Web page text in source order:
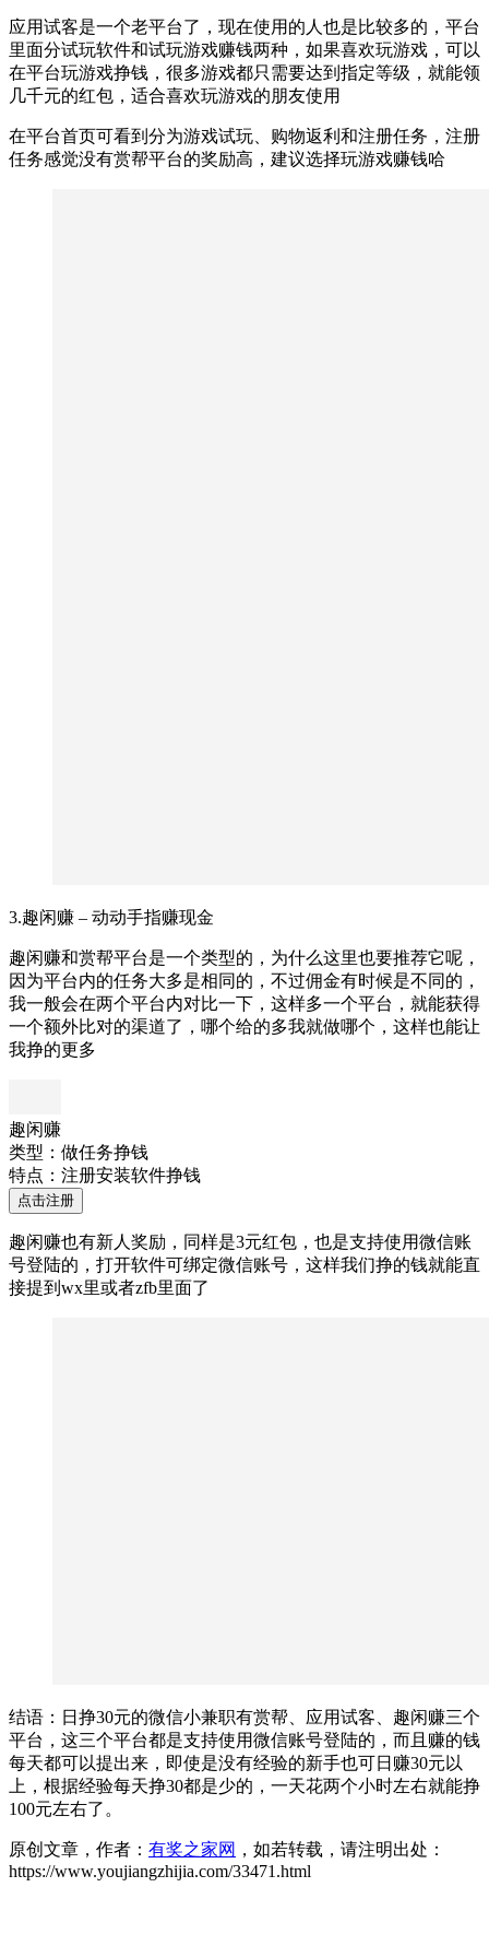
应用试客是一个老平台了，现在使用的人也是比较多的，平台
里面分试玩软件和试玩游戏赚钱两种，如果喜欢玩游戏，可以
在平台玩游戏挣钱，很多游戏都只需要达到指定等级，就能领
几千元的红包，适合喜欢玩游戏的朋友使用
在平台首页可看到分为游戏试玩、购物返利和注册任务，注册
任务感觉没有赏帮平台的奖励高，建议选择玩游戏赚钱哈
3.趣闲赚 – 动动手指赚现金
趣闲赚和赏帮平台是一个类型的，为什么这里也要推荐它呢，
因为平台内的任务大多是相同的，不过佣金有时候是不同的，
我一般会在两个平台内对比一下，这样多一个平台，就能获得
一个额外比对的渠道了，哪个给的多我就做哪个，这样也能让
我挣的更多
趣闲赚
类型：做任务挣钱
特点：注册安装软件挣钱
点击注册
趣闲赚也有新人奖励，同样是3元红包，也是支持使用微信账
号登陆的，打开软件可绑定微信账号，这样我们挣的钱就能直
接提到wx里或者zfb里面了
结语：日挣30元的微信小兼职有赏帮、应用试客、趣闲赚三个
平台，这三个平台都是支持使用微信账号登陆的，而且赚的钱
每天都可以提出来，即使是没有经验的新手也可日赚30元以
上，根据经验每天挣30都是少的，一天花两个小时左右就能挣
100元左右了。
原创文章，作者： 有奖之家网 ，如若转载，请注明出处：
https://www.youjiangzhijia.com/33471.html